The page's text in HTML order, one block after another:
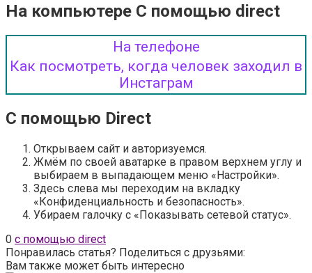
На компьютере С помощью direct
На телефоне
Как посмотреть, когда человек заходил в
Инстаграм
С помощью Direct
Открываем сайт и авторизуемся.
Жмём по своей аватарке в правом верхнем углу и
выбираем в выпадающем меню «Настройки».
Здесь слева мы переходим на вкладку
«Конфиденциальность и безопасность».
Убираем галочку с «Показывать сетевой статус».
0 с помощью direct
Понравилась статья? Поделиться с друзьями:
Вам также может быть интересно